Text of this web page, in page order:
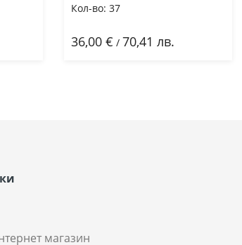
Кол-во: 37
36,00 € / 70,41 лв.
Добави
магазин